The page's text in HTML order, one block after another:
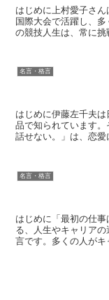
はじめに上村愛子さ
国際大会で活躍し、
の競技人生は、常に
名言・格言
はじめに伊藤左千夫
品で知られています
話せない。」は、恋
名言・格言
はじめに「最初の仕
る、人生やキャリア
言です。多くの人がキ